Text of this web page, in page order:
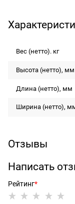
Вес (нетто). кг
Высота (нетто), мм
Длина (нетто), мм
Ширина (нетто),
Отзывы
Написать
Рейтинг